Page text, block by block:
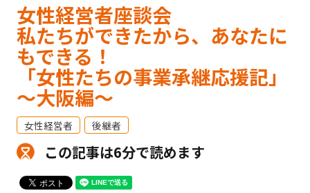
女性経営者座談会
私たちができたから、あなたに
もできる！
「女性たちの事業承継応援記」
～大阪編～
女性経営者 後継者
この記事は6分で読めます